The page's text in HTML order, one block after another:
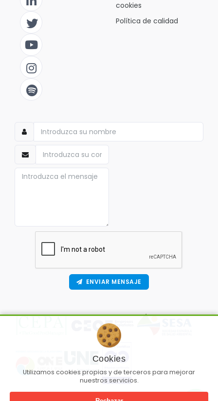
cookies
Política de calidad
ENVIAR MENSAJE
Cookies
Utilizamos cookies propias y de terceros para mejorar
nuestros servicios.